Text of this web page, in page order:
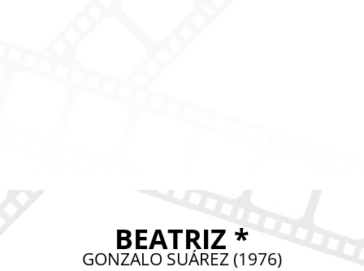
BEATRIZ *
GONZALO SUÁREZ (1976)